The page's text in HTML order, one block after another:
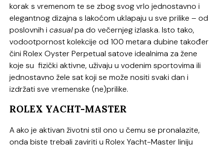
korak s vremenom te se zbog svog vrlo jednostavno i
elegantnog dizajna s lakoćom uklapaju u sve prilike – od
poslovnih icasualpa do večernjeg izlaska.Isto tako,
vodootpornost kolekcije od 100 metara dubine također
čini Rolex Oyster Perpetual satove idealnima za žene
koje su fizički aktivne, uživaju u vodenim sportovima ili
jednostavno žele sat koji se može nositi svaki dan i
izdržati sve vremenske (ne)prilike.
ROLEX YACHT-MASTER
A ako je aktivan životni stil ono u čemu se pronalazite,
onda biste trebali zaviriti u Rolex Yacht-Master liniju